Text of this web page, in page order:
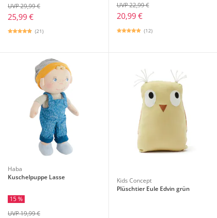
25,99 €
UVP 29,99 €
(21)
20,99 €
UVP 22,99 €
(12)
Haba
Kuschelpuppe Lasse
15 %
UVP 19,99 €
Kids Concept
Plüschtier Eule Edvin grün